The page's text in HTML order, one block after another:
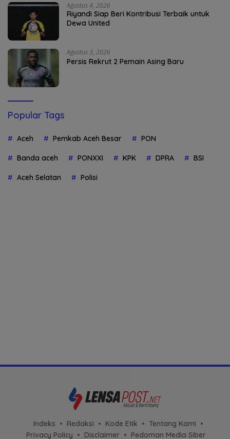
Agustus 4, 2026
Riyandi Siap Beri Kontribusi Terbaik untuk
Dewa United
Agustus 3, 2026
Persis Rekrut 2 Pemain Asing Baru
Popular Tags
Aceh Pemkab Aceh Besar PON
Banda aceh PONXXI KPK DPRA BSI
Aceh Selatan Polisi
Indeks Redaksi Kode Etik
Tentang Kami
Privacy Policy
Disclaimer Pedoman Media Siber